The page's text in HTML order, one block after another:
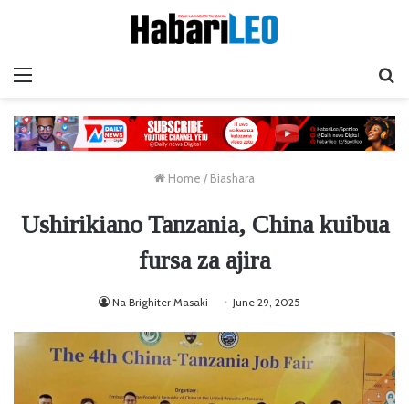
Home / Biashara
Ushirikiano Tanzania, China kuibua
fursa za ajira
Na Brighiter Masaki June 29, 2025